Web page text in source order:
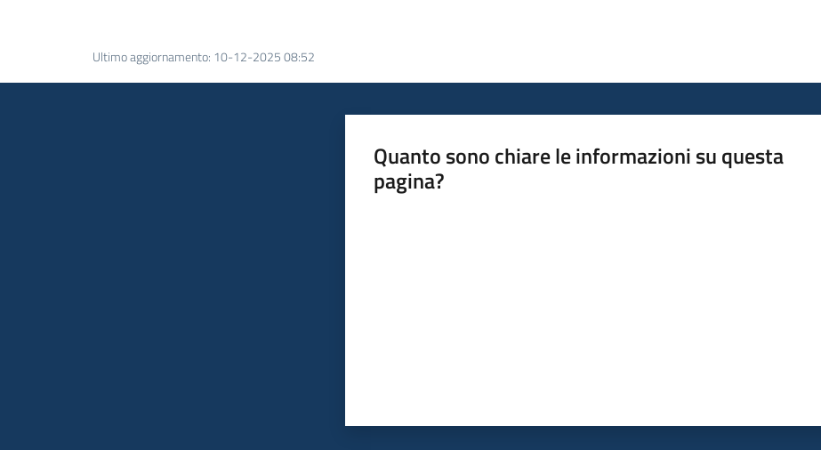
Ultimo aggiornamento: 10-12-2025 08:52
Quanto sono chiare le informazioni su questa
pagina?